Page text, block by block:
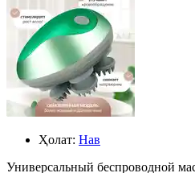
Ҳолат: Нав
Универсальный беспроводной